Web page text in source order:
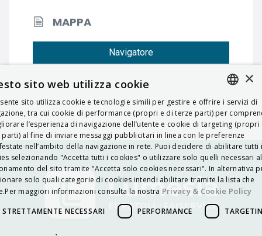
MAPPA
Navigatore
ITALIAN
ENGLISH
FRENCH
HUNGARIAN
DEUTSCH
POLSKI
×
sito web utilizza cookie
sito utilizza cookie e tecnologie simili per gestire e offrire i servizi di
tra cui cookie di performance (propri e di terze parti) per
l’esperienza di navigazione dell’utente e cookie di targeting (propri
parti) al fine di inviare messaggi pubblicitari in linea con le preferenze
nell’ambito della navigazione in rete. Puoi decidere di abilitare tutti i
selezionando "Accetta tutti i cookies" o utilizzare solo quelli necessari al
del sito tramite "Accetta solo cookies necessari". In alternativa
solo quali categorie di cookies intendi abilitare tramite la lista che
maggiori informazioni consulta la nostra Privacy & Cookie Policy
STRETTAMENTE NECESSARI PERFORMANCE